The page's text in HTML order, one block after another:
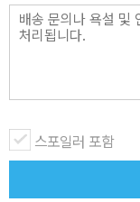
두보가 남긴 유적과
석굴사원으로 꼽히는
(河西走廊)은 감숙
(張掖), 주천(酒泉)을
에 달한다. 이곳은 한
한 곳으로, 같은 시기
스포일러 포함